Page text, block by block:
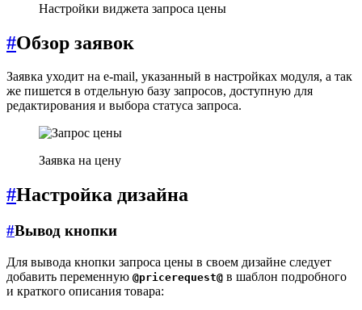
Настройки виджета запроса цены
#Обзор заявок
Заявка уходит на e-mail, указанный в настройках модуля, а так
же пишется в отдельную базу запросов, доступную для
редактирования и выбора статуса запроса.
Заявка на цену
#Настройка дизайна
#Вывод кнопки
Для вывода кнопки запроса цены в своем дизайне следует
добавить переменную @pricerequest@ в шаблон подробного
и краткого описания товара: